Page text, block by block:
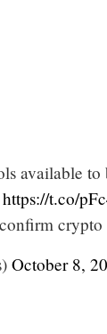
available
https://t.co/
October 8,